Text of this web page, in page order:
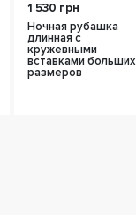
1 530 грн
Ночная рубашка
длинная с
кружевными
вставками больших
размеров